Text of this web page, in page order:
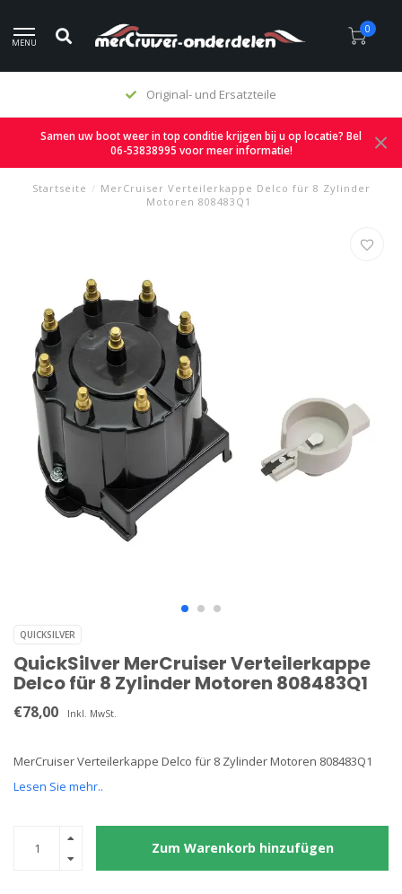
MENU
0
Original- und Ersatzteile
Samen uw boot weer in top conditie krijgen bij u op locatie? Bel
06-53838995 voor meer informatie!
Startseite / MerCruiser Verteilerkappe Delco für 8 Zylinder
Motoren 808483Q1
QUICKSILVER
QuickSilver MerCruiser Verteilerkappe
Delco für 8 Zylinder Motoren 808483Q1
€78,00 Inkl. MwSt.
MerCruiser Verteilerkappe Delco für 8 Zylinder Motoren 808483Q1
Lesen Sie mehr..
Zum Warenkorb hinzufügen